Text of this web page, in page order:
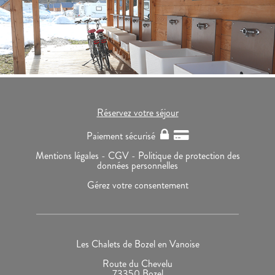
Réservez votre séjour
Paiement sécurisé
Mentions légales - CGV - Politique de protection des
données personnelles
Gérez votre consentement
Les Chalets de Bozel en Vanoise
Route du Chevelu